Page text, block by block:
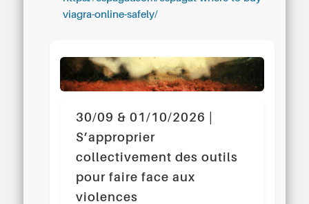
viagra-online-safely/
30/09 & 01/10/2026 |
S’approprier
collectivement des outils
pour faire face aux
violences